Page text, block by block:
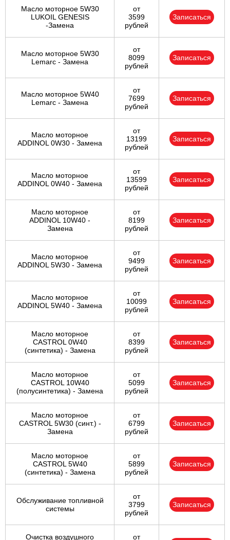
Масло моторное 5W30
LUKOIL GENESIS
-Замена
от
3599
рублей
Записаться
Масло моторное 5W30
Lemarc - Замена
от
8099
рублей
Записаться
Масло моторное 5W40
Lemarc - Замена
от
7699
рублей
Записаться
Масло моторное
ADDINOL 0W30 - Замена
от
13199
рублей
Записаться
Масло моторное
ADDINOL 0W40 - Замена
от
13599
рублей
Записаться
Масло моторное
ADDINOL 10W40 -
Замена
от
8199
рублей
Записаться
Масло моторное
ADDINOL 5W30 - Замена
от
9499
рублей
Записаться
Масло моторное
ADDINOL 5W40 - Замена
от
10099
рублей
Записаться
Масло моторное
CASTROL 0W40
(синтетика) - Замена
от
8399
рублей
Записаться
Масло моторное
CASTROL 10W40
(полусинтетика) - Замена
от
5099
рублей
Записаться
Масло моторное
CASTROL 5W30 (синт.) -
Замена
от
6799
рублей
Записаться
Масло моторное
CASTROL 5W40
(синтетика) - Замена
от
5899
рублей
Записаться
Обслуживание топливной
системы
от
3799
рублей
Записаться
Очистка воздушного от